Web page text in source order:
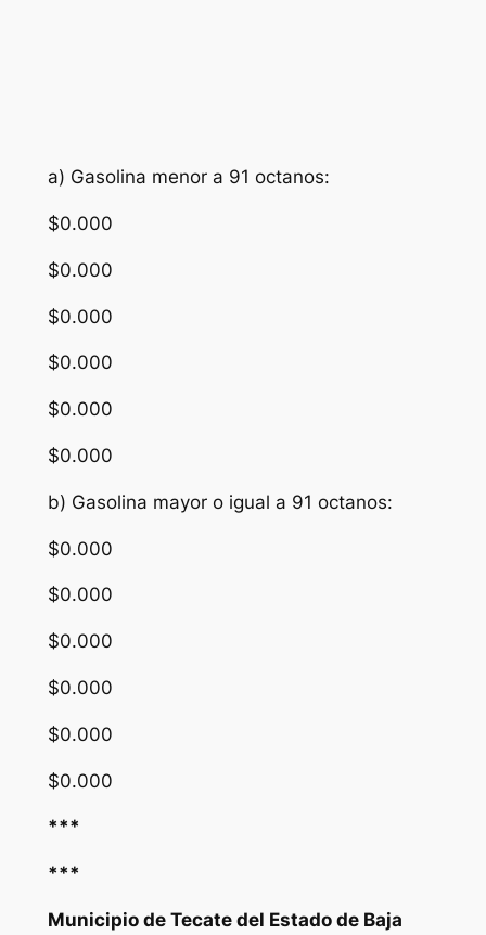
a) Gasolina menor a 91 octanos:
$0.000
$0.000
$0.000
$0.000
$0.000
$0.000
b) Gasolina mayor o igual a 91 octanos:
$0.000
$0.000
$0.000
$0.000
$0.000
$0.000
***
***
Municipio de Tecate del Estado de Baja